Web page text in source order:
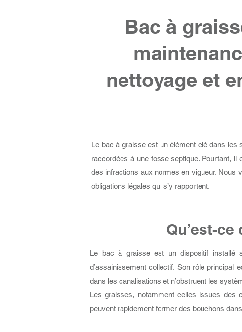
Bac à
nettoyage et
Le bac à graisse est un élément clé dans les
raccordées à une fosse septique. Pourtant,
des infractions aux normes en vigueur. Nous
obligations légales qui s’y rapportent.
Qu’est-
Le bac à graisse est un dispositif installé
d’assainissement collectif. Son rôle principal
dans les canalisations et n’obstruent les
Les graisses, notamment celles issues des
peuvent rapidement former des bouchons